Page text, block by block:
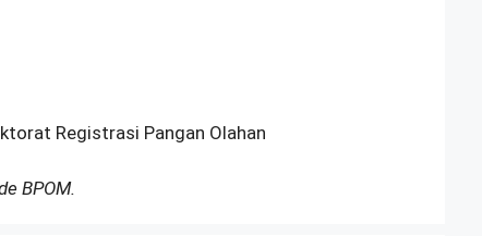
Registrasi Pangan Olahan
BPOM.